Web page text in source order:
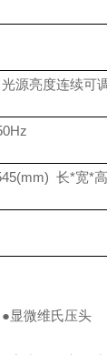
光源亮度连续可
长*宽*高
●显微维氏压头